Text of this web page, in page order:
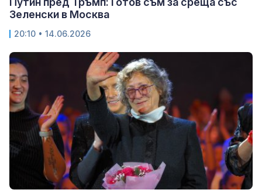
Зеленски в Москва
20:10 • 14.06.2026